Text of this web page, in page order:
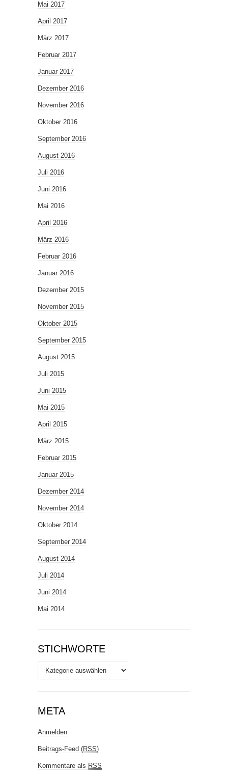
Mai 2017
April 2017
März 2017
Februar 2017
Januar 2017
Dezember 2016
November 2016
Oktober 2016
September 2016
August 2016
Juli 2016
Juni 2016
Mai 2016
April 2016
März 2016
Februar 2016
Januar 2016
Dezember 2015
November 2015
Oktober 2015
September 2015
August 2015
Juli 2015
Juni 2015
Mai 2015
April 2015
März 2015
Februar 2015
Januar 2015
Dezember 2014
November 2014
Oktober 2014
September 2014
August 2014
Juli 2014
Juni 2014
Mai 2014
STICHWORTE
Stichworte
META
Anmelden
Beitrags-Feed (RSS)
Kommentare als RSS